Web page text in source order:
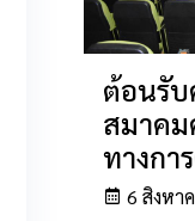
ต้อนรั
สมาค
ทางกา
6 สิงหา